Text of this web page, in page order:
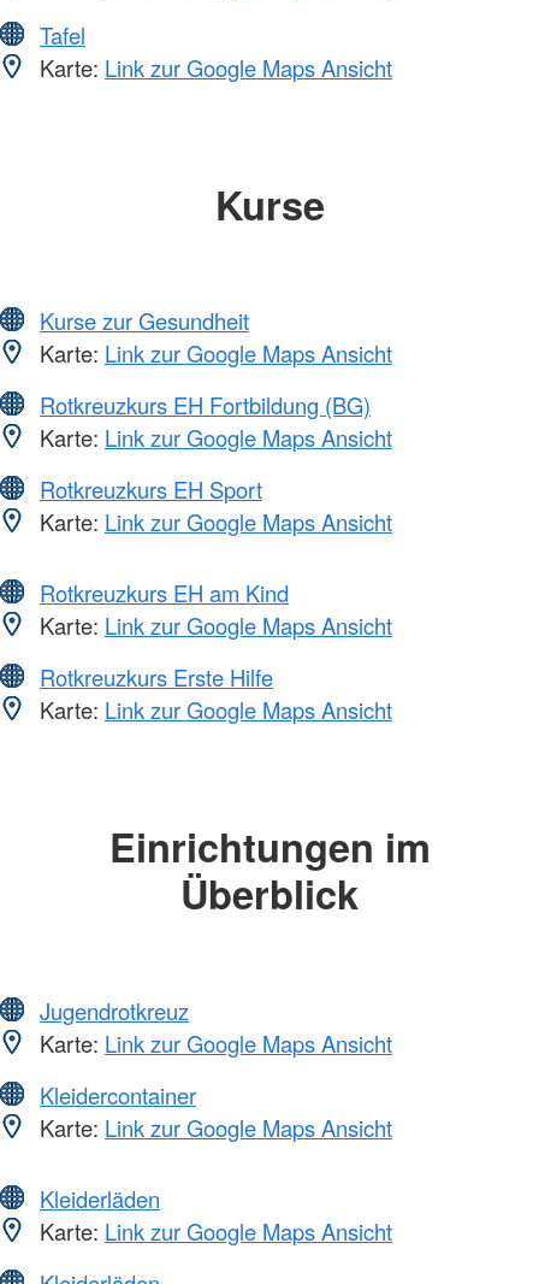
Tafel
Karte: Link zur Google Maps Ansicht
Kurse
Kurse zur Gesundheit
Karte: Link zur Google Maps Ansicht
Rotkreuzkurs EH Fortbildung (BG)
Karte: Link zur Google Maps Ansicht
Rotkreuzkurs EH Sport
Karte: Link zur Google Maps Ansicht
Rotkreuzkurs EH am Kind
Karte: Link zur Google Maps Ansicht
Rotkreuzkurs Erste Hilfe
Karte: Link zur Google Maps Ansicht
Einrichtungen im
Überblick
Jugendrotkreuz
Karte: Link zur Google Maps Ansicht
Kleidercontainer
Karte: Link zur Google Maps Ansicht
Kleiderläden
Karte: Link zur Google Maps Ansicht